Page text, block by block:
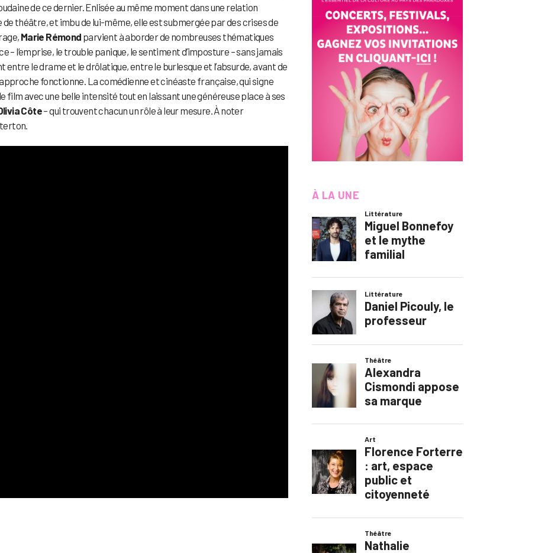
de ce dernier. Enlisée au même moment dans une relation
théâtre, et imbu de lui-même, elle est submergée par des crises de
Marie Rémond parvient à aborder de nombreuses thématiques
– l’emprise, le trouble panique, le sentiment d’imposture – sans jamais
le drame et le drôlatique, entre le burlesque et l’absurde, avant de
fonctionne. La comédienne et cinéaste française, qui signe
avec une belle intensité tout en laissant une généreuse place à ses
Côte– qui trouvent chacun un rôle à leur mesure. À noter
À LA UNE